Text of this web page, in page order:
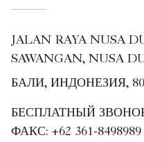
JALAN RAYA NUSA
SAWANGAN, NUSA
БАЛИ, ИНДОНЕЗИЯ,
БЕСПЛАТНЫЙ
ФАКС: +62 361-8498989